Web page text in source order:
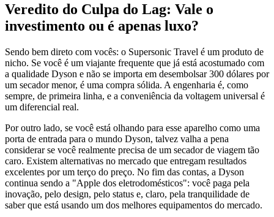
Veredito do Culpa do Lag: Vale o
investimento ou é apenas luxo?
Sendo bem direto com vocês: o Supersonic Travel é um produto de
nicho. Se você é um viajante frequente que já está acostumado com
a qualidade Dyson e não se importa em desembolsar 300 dólares por
um secador menor, é uma compra sólida. A engenharia é, como
sempre, de primeira linha, e a conveniência da voltagem universal é
um diferencial real.
Por outro lado, se você está olhando para esse aparelho como uma
porta de entrada para o mundo Dyson, talvez valha a pena
considerar se você realmente precisa de um secador de viagem tão
caro. Existem alternativas no mercado que entregam resultados
excelentes por um terço do preço. No fim das contas, a Dyson
continua sendo a "Apple dos eletrodomésticos": você paga pela
inovação, pelo design, pelo status e, claro, pela tranquilidade de
saber que está usando um dos melhores equipamentos do mercado.